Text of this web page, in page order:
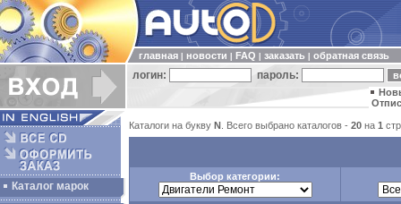
главная новости FAQ заказать обратная связь
логин: пароль:
Каталог марок
Каталоги на букву N . Всего выбрано каталогов - 20 на 1
Выбор категории: